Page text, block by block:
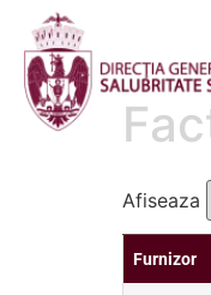
conținut
Afiseaza
Furnizor